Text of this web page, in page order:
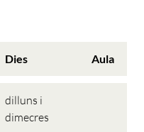
Dies Aula
dilluns i
dimecres